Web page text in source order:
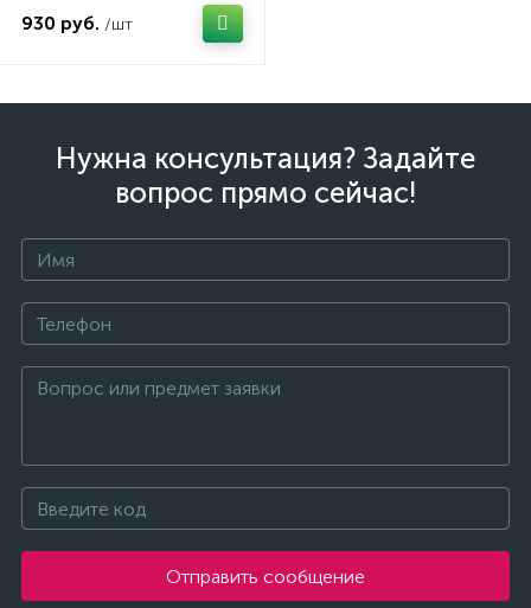
930 руб. /шт
Нужна консультация? Задайте
вопрос прямо сейчас!
Отправить сообщение